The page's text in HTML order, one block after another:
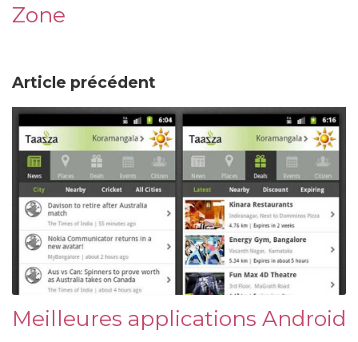
Zone
Article précédent
Meilleures applications Android